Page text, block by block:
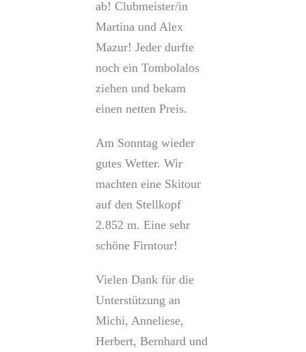
ab! Clubmeister/in
Martina und Alex
Mazur! Jeder durfte
noch ein Tombolalos
ziehen und bekam
einen netten Preis.
Am Sonntag wieder
gutes Wetter. Wir
machten eine Skitour
auf den Stellkopf
2.852 m. Eine sehr
schöne Firntour!
Vielen Dank für die
Unterstützung an
Michi, Anneliese,
Herbert, Bernhard und